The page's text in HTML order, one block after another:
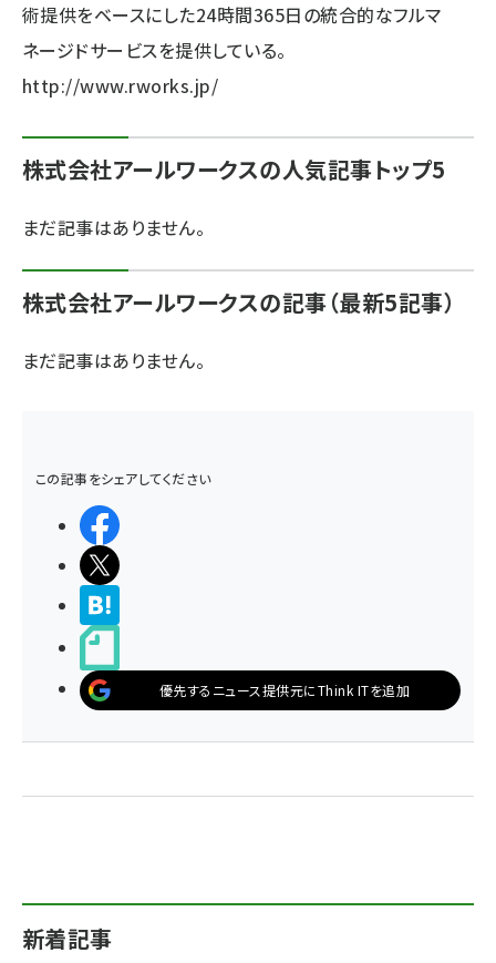
術提供をベースにした24時間365日の統合的なフルマ
ネージドサービスを提供している。
http://www.rworks.jp/
株式会社アールワークスの人気記事トップ5
まだ記事はありません。
株式会社アールワークスの記事（最新5記事）
まだ記事はありません。
この記事をシェアしてください
優先するニュース提供元にThink ITを追加
新着記事